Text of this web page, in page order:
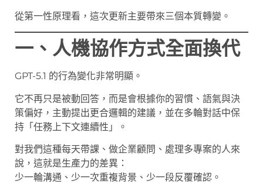
從第一性原理看，這次更新主要帶來三個本質轉變。
一、人機協作方式全面換代
GPT-5.1 的行為變化非常明顯。
它不再只是被動回答，而是會根據你的習慣、語氣與決
策偏好，主動提出更合邏輯的建議，並在多輪對話中保
持「任務上下文連續性」。
對我們這種每天帶課、做企業顧問、處理多專案的人來
說，這就是生產力的差異：
少一輪溝通、少一次重複背景、少一段反覆確認。